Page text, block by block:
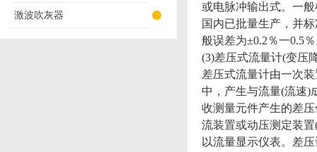
激波吹灰器
或电脉冲输出式。一
国内已批量生产，并
般误差为±0.2％一0.5
(3)差压式流量计(变压
差压式流量计由一次
中，产生与流量(流速)
收测量元件产生的差
流装置或动压测定装
以流量显示仪表。差